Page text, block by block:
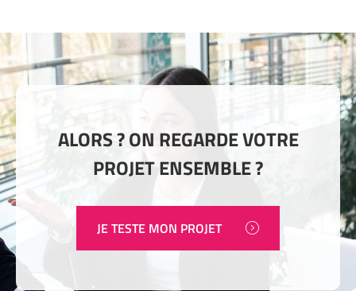
ALORS ? ON REGARDE VOTRE
PROJET ENSEMBLE ?
JE TESTE MON PROJET